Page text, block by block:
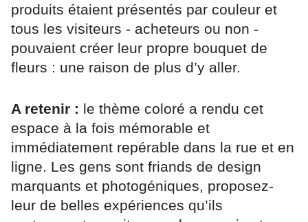
produits étaient présentés par couleur et
tous les visiteurs - acheteurs ou non -
pouvaient créer leur propre bouquet de
fleurs : une raison de plus d’y aller.
A retenir : le thème coloré a rendu cet
espace à la fois mémorable et
immédiatement repérable dans la rue et en
ligne. Les gens sont friands de design
marquants et photogéniques, proposez-
leur de belles expériences qu’ils